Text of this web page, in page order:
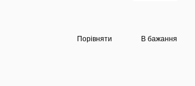
Порівняти В бажання